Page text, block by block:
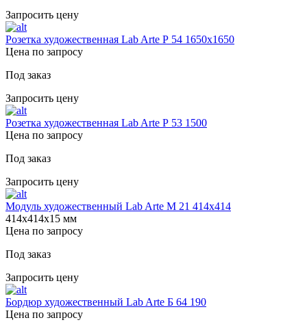
Запросить цену
Розетка художественная Lab Arte Р 54 1650х1650
Цена по запросу
Под заказ
Запросить цену
Розетка художественная Lab Arte Р 53 1500
Цена по запросу
Под заказ
Запросить цену
Модуль художественный Lab Arte М 21 414х414
414х414х15 мм
Цена по запросу
Под заказ
Запросить цену
Бордюр художественный Lab Arte Б 64 190
Цена по запросу